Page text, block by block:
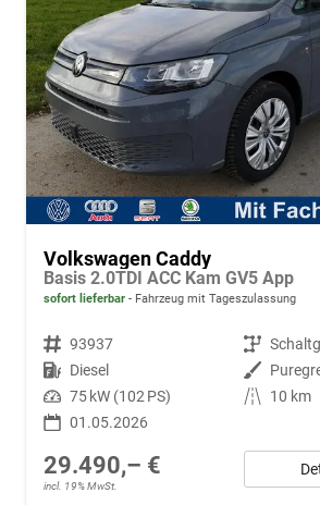
Volkswagen Caddy
Basis 2.0TDI ACC Kam GV5 App
sofort lieferbar Fahrzeug mit Tageszulassung
Fahrzeugnr. 93937 Getriebe
Kraftstoff Diesel Außenfarbe
Leistung 75 kW (102 PS) Kilometerstand
10 km
01.05.2026
29.490,– €
incl. 19% MwSt.